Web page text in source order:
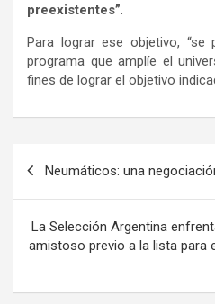
preexistentes”.
Para lograr ese objetivo,
programa que amplíe el
fines de lograr el objetivo
Neumáticos: una
La Selección Argentina
amistoso previo a la lista para